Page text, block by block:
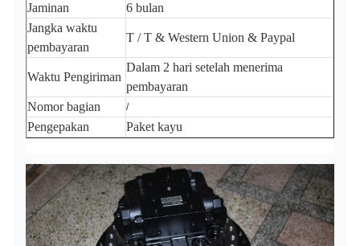
Jaminan
6 bulan
Jangka waktu
pembayaran
T / T & Western Union & Paypal
Waktu Pengiriman
Dalam 2 hari setelah menerima
pembayaran
Nomor bagian
/
Pengepakan Paket kayu